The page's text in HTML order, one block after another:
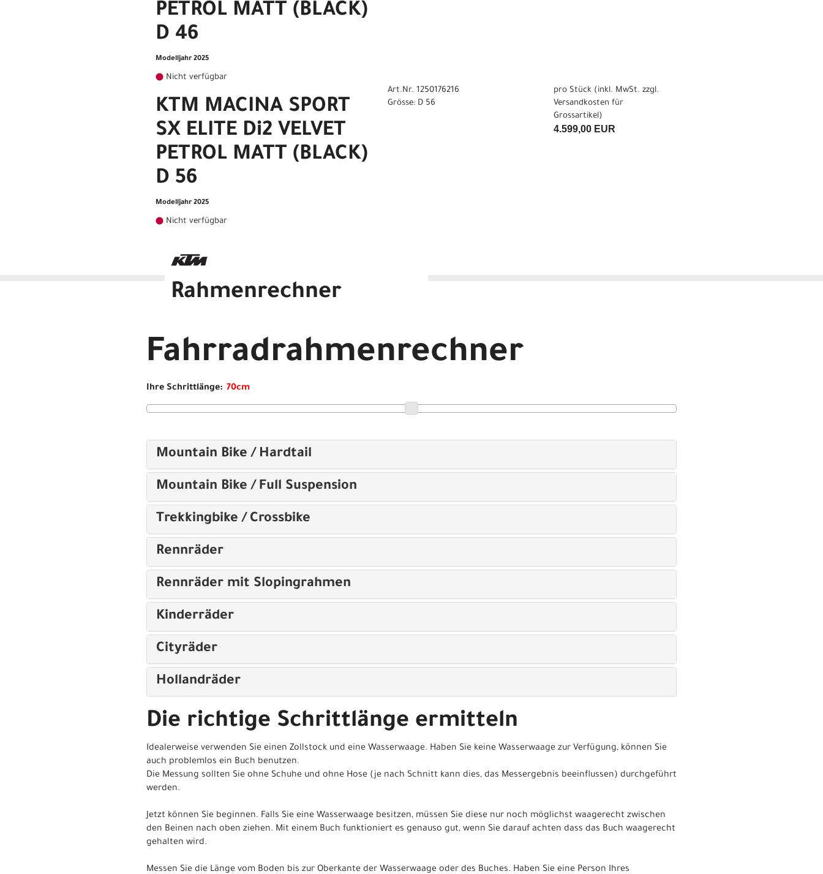
PETROL MATT (BLACK)
D 46
Modelljahr 2025
Nicht verfügbar
KTM MACINA SPORT
SX ELITE Di2 VELVET
PETROL MATT (BLACK)
D 56
Modelljahr 2025
Nicht verfügbar
Art.Nr. 1250176216
Grösse: D 56
pro Stück (inkl. MwSt. zzgl.
Versandkosten für
Grossartikel)
4.599,00 EUR
Rahmenrechner
Fahrradrahmenrechner
Ihre Schrittlänge:
Mountain Bike / Hardtail
Mountain Bike / Full Suspension
Trekkingbike / Crossbike
Rennräder
Rennräder mit Slopingrahmen
Kinderräder
Cityräder
Hollandräder
Die richtige Schrittlänge ermitteln
Idealerweise verwenden Sie einen Zollstock und eine Wasserwaage. Haben Sie keine Wasserwaage zur Verfügung, können Sie
auch problemlos ein Buch benutzen.
Die Messung sollten Sie ohne Schuhe und ohne Hose (je nach Schnitt kann dies, das Messergebnis beeinflussen) durchgeführt
werden.
Jetzt können Sie beginnen. Falls Sie eine Wasserwaage besitzen, müssen Sie diese nur noch möglichst waagerecht zwischen
den Beinen nach oben ziehen. Mit einem Buch funktioniert es genauso gut, wenn Sie darauf achten dass das Buch waagerecht
gehalten wird.
Messen Sie die Länge vom Boden bis zur Oberkante der Wasserwaage oder des Buches. Haben Sie eine Person Ihres